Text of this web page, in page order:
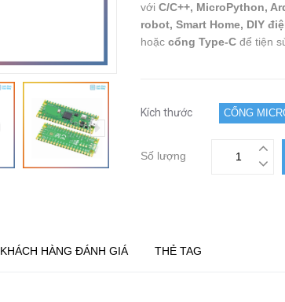
với C/C++, MicroPython,
robot, Smart Home, DIY
hoặc cổng Type-C để tiện
Kích thước CỔNG
Số lượng
KHÁCH HÀNG ĐÁNH GIÁ THẺ TAG